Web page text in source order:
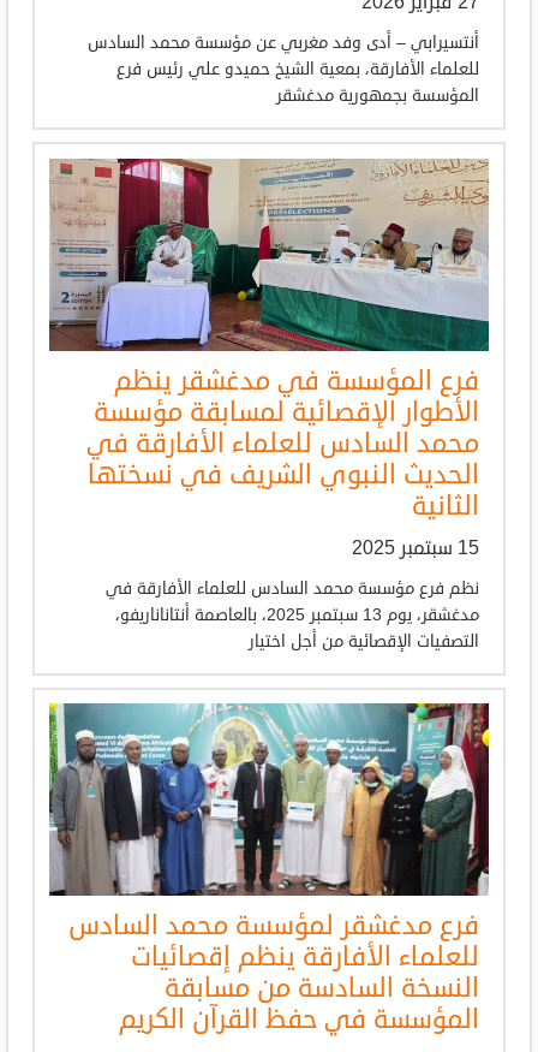
أنتسيرابي – أدى وفد مغربي عن مؤسسة محمد السادس
للعلماء الأفارقة، بمعية الشيخ حميدو علي رئيس فرع
المؤسسة بجمهورية مدغشقر
فرع المؤسسة في مدغشقر ينظم
الأطوار الإقصائية لمسابقة مؤسسة
محمد السادس للعلماء الأفارقة في
الحديث النبوي الشريف في نسختها
الثانية
15 سبتمبر 2025
نظم فرع مؤسسة محمد السادس للعلماء الأفارقة في
مدغشقر، يوم 13 سبتمبر 2025، بالعاصمة أنتاناناريفو،
التصفيات الإقصائية من أجل اختيار
فرع مدغشقر لمؤسسة محمد السادس
للعلماء الأفارقة ينظم إقصائيات
النسخة السادسة من مسابقة
المؤسسة في حفظ القرآن الكريم